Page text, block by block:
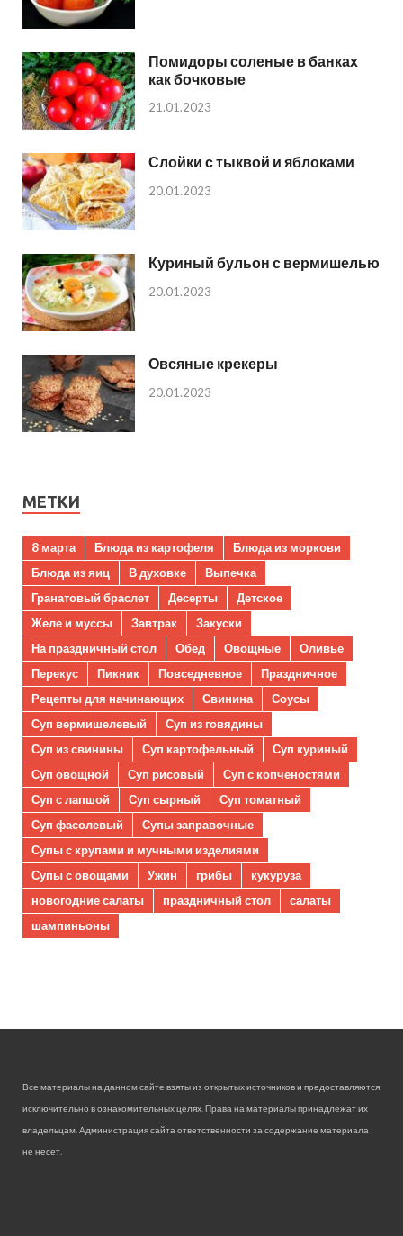
Помидоры соленые в банках
как бочковые
21.01.2023
Слойки с тыквой и яблоками
20.01.2023
Куриный бульон с вермишелью
20.01.2023
Овсяные крекеры
20.01.2023
МЕТКИ
8 марта Блюда из картофеля
Блюда из моркови
Блюда из яиц
В духовке
Выпечка
Гранатовый браслет
Десерты
Детское
Желе и муссы
Завтрак
Закуски
На праздничный стол
Обед Овощные
Оливье
Перекус
Пикник Повседневное
Праздничное
Рецепты для начинающих
Свинина
Соусы
Суп вермишелевый
Суп из говядины
Суп из свинины
Суп картофельный
Суп куриный
Суп овощной
Суп рисовый
Суп с копченостями
Суп с лапшой
Суп сырный
Суп томатный
Суп фасолевый
Супы заправочные
Супы с крупами и мучными изделиями
Супы с овощами
Ужин грибы
кукуруза
новогодние салаты
праздничный стол
салаты
шампиньоны
Все материалы на данном сайте взяты из открытых источников и предоставляются
исключительно в ознакомительных целях. Права на материалы принадлежат их
владельцам. Администрация сайта ответственности за содержание материала
не несет.